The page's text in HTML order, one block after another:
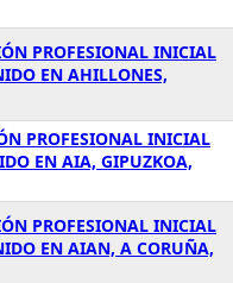
PROFESIONAL INICIAL
EN AHILLONES,
PROFESIONAL INICIAL
EN AIA, GIPUZKOA,
PROFESIONAL INICIAL
EN AIAN, A CORUÑA,